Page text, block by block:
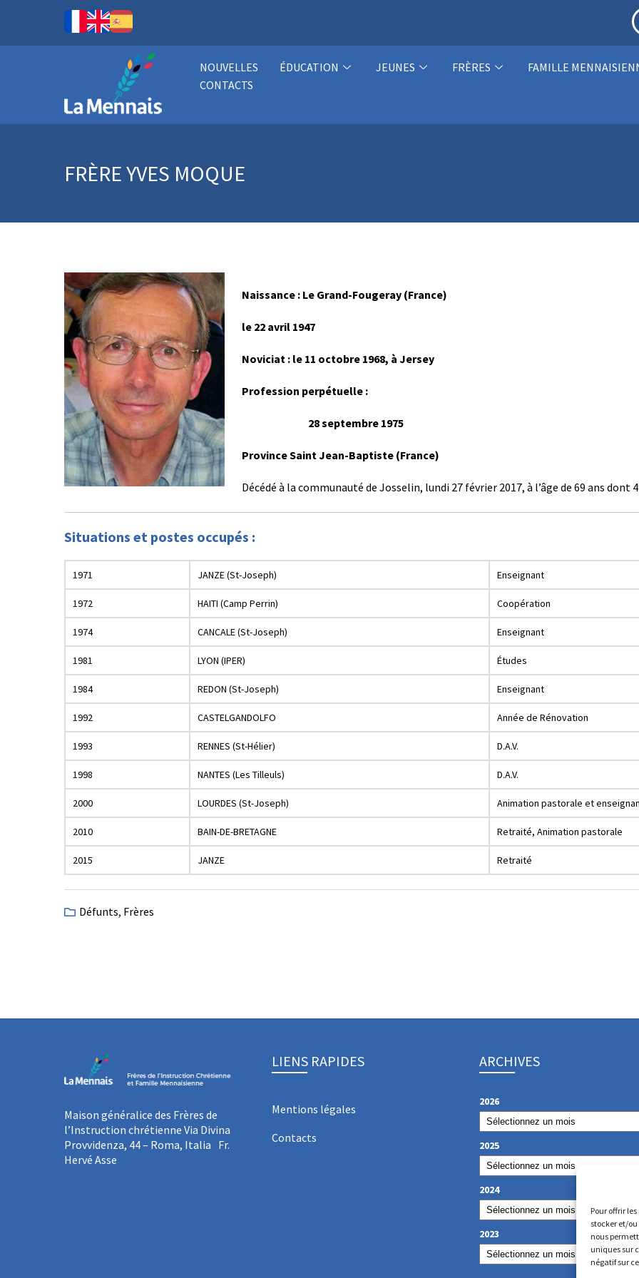
Pour offrir
stocker et/
nous
uniques sur
négatif sur
NOUVELLES ÉDUCATION JEUNES FRÈRES
FAMILLE
CONTACTS
FRÈRE YVES MOQUE
Naissance : Le Grand-Fougeray (France)
le 22 avril 1947
Noviciat : le 11 octobre 1968, à Jersey
Profession perpétuelle :
28 septembre 1975
Province Saint Jean-Baptiste (France)
Décédé à la communauté de Josselin, lundi 27 février 2017, à l’âge de 69 ans dont
Situations et postes occupés :
1971 JANZE (St-Joseph) Enseignant
1972 HAITI (Camp Perrin) Coopération
1974 CANCALE (St-Joseph) Enseignant
1981 LYON (IPER) Études
1984 REDON (St-Joseph) Enseignant
1992 CASTELGANDOLFO Année de Rénovation
1993 RENNES (St-Hélier) D.A.V.
1998 NANTES (Les Tilleuls) D.A.V.
2000 LOURDES (St-Joseph) Animation pastorale et
2010 BAIN-DE-BRETAGNE Retraité, Animation pastorale
2015 JANZE Retraité
Défunts, Frères
Maison généralice des Frères de
l’Instruction chrétienne Via Divina
Provvidenza, 44 – Roma, Italia Fr.
Hervé Asse
LIENS RAPIDES
Mentions légales
Contacts
ARCHIVES
2026
2025
2024
2023